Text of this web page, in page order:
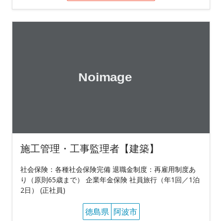
施工管理・工事監理者【建築】
社会保険：各種社会保険完備 退職金制度：再雇用制度あ
り（原則65歳まで） 企業年金保険 社員旅行（年1回／1泊
2日） (正社員)
徳島県 阿波市